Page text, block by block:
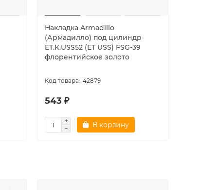
Накладка Armadillo
(Армадилло) под цилиндр
ET.K.USS52 (ET USS) FSG-39
флорентийское золото
42879
543 ₽
В корзину